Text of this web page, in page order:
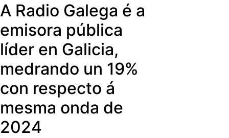
A Radio Galega é a
emisora pública
líder en Galicia,
medrando un 19%
con respecto á
mesma onda de
2024